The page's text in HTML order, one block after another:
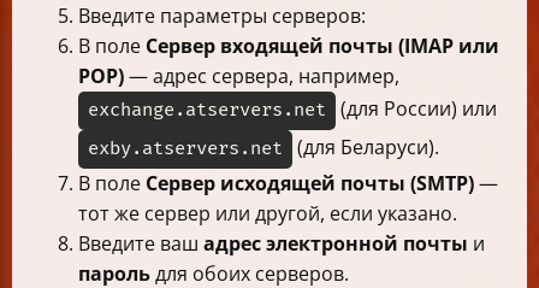
Введите параметры серверов:
В поле Сервер входящей почты (IMAP или
POP)— адрес сервера, например,
exchange.atservers.net (для России) или
exby.atservers.net
(для Беларуси).
В поле Сервер исходящей почты (SMTP)—
тот же сервер или другой, если указано.
Введите ваш адрес электронной почты и
парольдля обоих серверов.